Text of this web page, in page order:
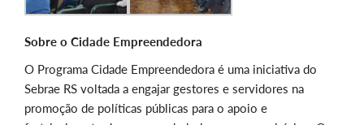
Sobre o Cidade Empreendedora
O Programa Cidade Empreendedora é uma iniciativa do
Sebrae RS voltada a engajar gestores e servidores na
promoção de políticas públicas para o apoio e